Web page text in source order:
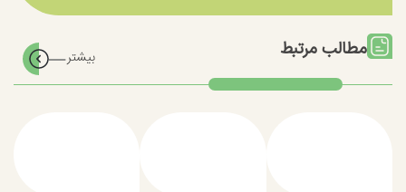
مطالب مرتبط